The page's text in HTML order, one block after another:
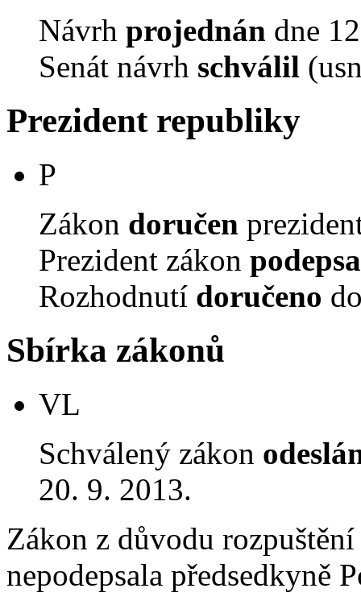
Návrh projednán dne
Senát návrh schválil
Prezident republiky
P
Zákon doručen
Prezident zákon
Rozhodnutí doručeno
Sbírka zákonů
VL
Schválený zákon
20. 9. 2013.
Zákon z důvodu
nepodepsala předsedkyně